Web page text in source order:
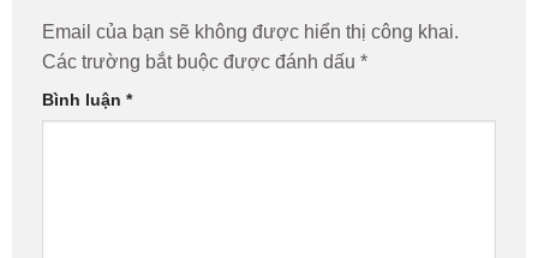
Email của bạn sẽ không được hiển thị công khai.
Các trường bắt buộc được đánh dấu *
Bình luận *